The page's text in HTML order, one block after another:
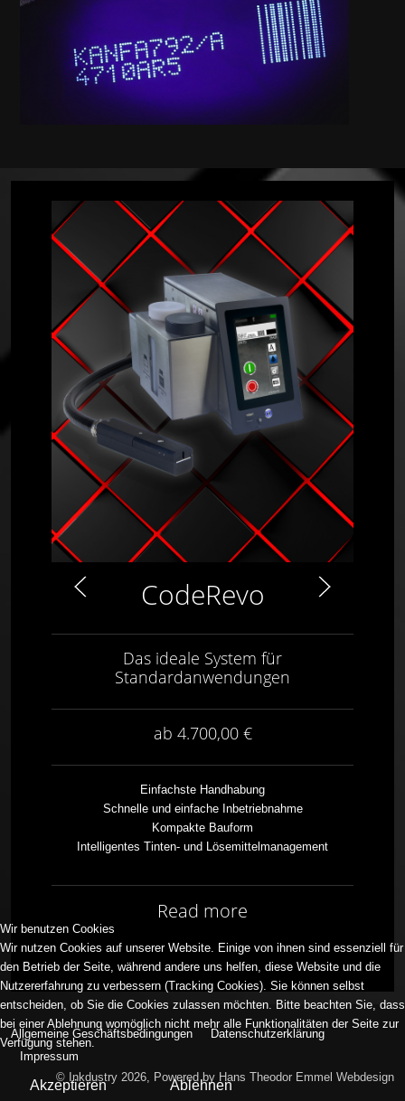
CodeRevo
Das ideale System für
Standardanwendungen
ab 4.700,00 €
Einfachste Handhabung
Schnelle und einfache Inbetriebnahme
Kompakte Bauform
Intelligentes Tinten- und Lösemittelmanagement
Read more
Allgemeine Geschäftsbedingungen
Datenschutzerklärung
Impressum
© Inkdustry 2026, Powered by Hans Theodor Emmel Webdesign
Wir benutzen Cookies
Wir nutzen Cookies auf unserer Website. Einige von ihnen sind essenziell für
den Betrieb der Seite, während andere uns helfen, diese Website und die
Nutzererfahrung zu verbessern (Tracking Cookies). Sie können selbst
entscheiden, ob Sie die Cookies zulassen möchten. Bitte beachten Sie, dass
bei einer Ablehnung womöglich nicht mehr alle Funktionalitäten der Seite zur
Verfügung stehen.
Akzeptieren Ablehnen